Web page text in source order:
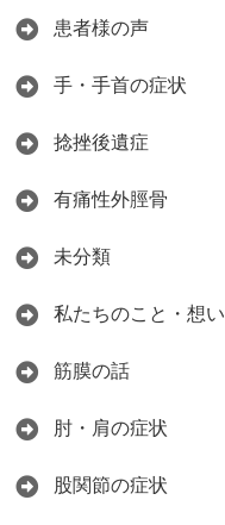
患者様の声
手・手首の症状
捻挫後遺症
有痛性外脛骨
未分類
私たちのこと・想い
筋膜の話
肘・肩の症状
股関節の症状